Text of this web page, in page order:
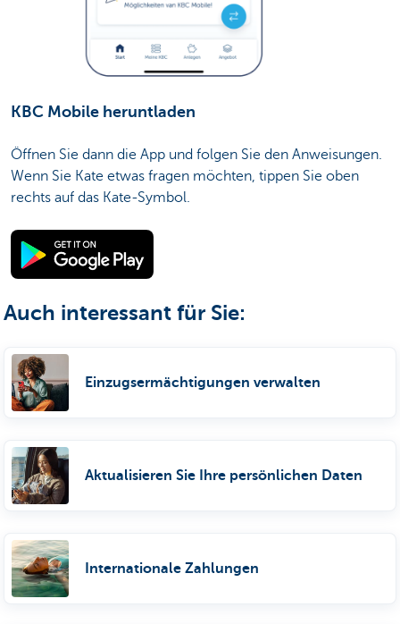
KBC Mobile heruntladen
Öffnen Sie dann die App und folgen Sie den Anweisungen.
Wenn Sie Kate etwas fragen möchten, tippen Sie oben
rechts auf das Kate-Symbol.
Auch interessant für Sie:
Einzugsermächtigungen verwalten
Aktualisieren Sie Ihre persönlichen Daten
Internationale Zahlungen